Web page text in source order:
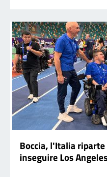
Boccia, l'Italia
inseguire Los